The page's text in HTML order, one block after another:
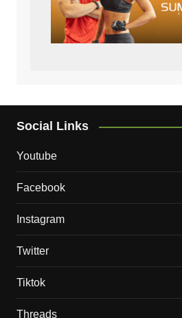
Social Links
Youtube
Facebook
Instagram
Twitter
Tiktok
Threads